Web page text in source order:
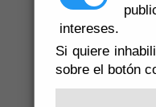
intereses.
Si quiere
sobre el botón